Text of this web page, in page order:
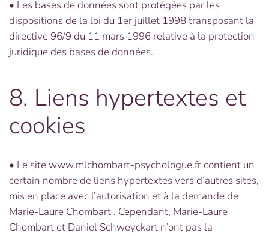
• Les bases de données sont protégées par les
dispositions de la loi du 1er juillet 1998 transposant la
directive 96/9 du 11 mars 1996 relative à la protection
juridique des bases de données.
8. Liens hypertextes et
cookies
• Le site www.mlchombart-psychologue.fr contient un
certain nombre de liens hypertextes vers d’autres sites,
mis en place avec l’autorisation et à la demande de
Marie-Laure Chombart . Cependant, Marie-Laure
Chombart et Daniel Schweyckart n’ont pas la